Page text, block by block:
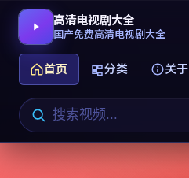
高清电视剧大全
国产免费高清电视剧大全
首页 分类 关于